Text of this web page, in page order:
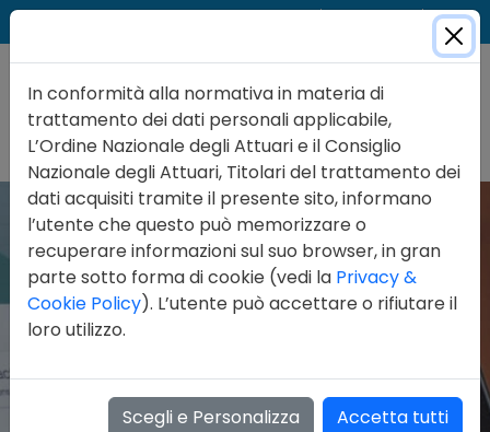
In conformità alla normativa in materia di
trattamento dei dati personali applicabile,
L’Ordine Nazionale degli Attuari e il Consiglio
Nazionale degli Attuari, Titolari del trattamento dei
dati acquisiti tramite il presente sito, informano
l’utente che questo può memorizzare o
recuperare informazioni sul suo browser, in gran
parte sotto forma di cookie (vedi la Privacy &
Cookie Policy). L’utente può accettare o rifiutare il
loro utilizzo.
Scegli e Personalizza Accetta tutti